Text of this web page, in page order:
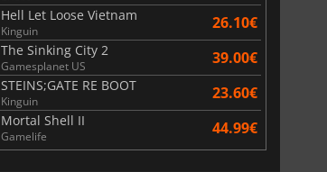
Hell Let Loose Vietnam
Kinguin 26.10€
The Sinking City 2
Gamesplanet US 39.00€
STEINS;GATE RE BOOT
Kinguin 23.60€
Mortal Shell II
Gamelife 44.99€